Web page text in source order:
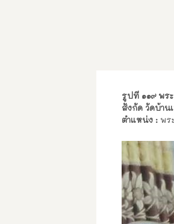
รูปที่ ๑๑๙ พร
สังกัด วัดบ้าน
ตำแหน่ง : พร